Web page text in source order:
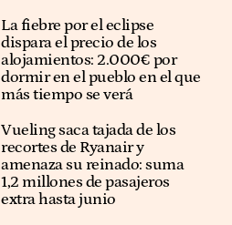
La fiebre por el eclipse
dispara el precio de los
alojamientos: 2.000€ por
dormir en el pueblo en el que
más tiempo se verá
Vueling saca tajada de los
recortes de Ryanair y
amenaza su reinado: suma
1,2 millones de pasajeros
extra hasta junio